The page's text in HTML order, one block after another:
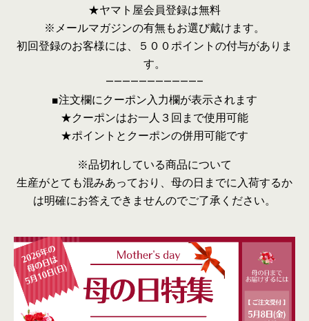
★ヤマト屋会員登録は無料
※メールマガジンの有無もお選び戴けます。
初回登録のお客様には、５００ポイントの付与がありま
す。
———————————–
■注文欄にクーポン入力欄が表示されます
★クーポンはお一人３回まで使用可能
★ポイントとクーポンの併用可能です
※品切れしている商品について
生産がとても混みあっており、母の日までに入荷するか
は明確にお答えできませんのでご了承ください。